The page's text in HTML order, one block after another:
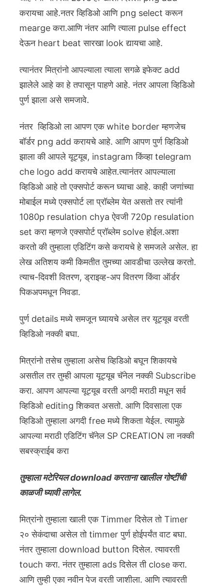
करायचा आहे.नतर व्हिडिओ आणि png select करून
mearge करा.आणि नंतर आणि त्याला pulse effect
देऊन heart beat सारखा look द्यायचा आहे.
त्यानंतर मित्रांनो आपल्याला त्याला सगळे इफेक्ट add
झालेले आहे का हे तपासून पाहणे आहे. नंतर आपला व्हिडिओ
पुर्ण झाला असे समजावे.
नंतर व्हिडिओ ला आपण एक white border म्हणजेच
बॉर्डर png add करायचे आहे. आणि आपण पुर्ण व्हिडिओ
झाला की आपले यूट्यूब, instagram किंव्हा telegram
che logo add करायचे आहेत.त्यानंतर आपल्याला
व्हिडिओ आहे तो एक्सपोर्ट करून घ्याचा आहे. काही जणांच्या
मोबाईल मध्ये एक्सपोर्ट ला प्रॉब्लेम येत असतो तर त्यांनी
1080p resulation chya ऐवजी 720p resulation
set करा म्हणजे एक्सपोर्ट प्रॉब्लेम solve होईल.अशा
करतो की तुम्हाला एडिटिंग कसे करायचे हे समजले असेल. हा
लेख अतिशय कमी किमतीत तुमच्या आवडीचा उल्लेख करतो.
त्याच-दिवशी वितरण, ड्राइव्ह-अप वितरण किंवा ऑर्डर
पिकअपमधून निवडा.
पुर्ण details मध्ये समजून घ्यायचे असेल तर यूट्यूब वरती
व्हिडिओ नक्की बघा.
मित्रांनो तसेच तुम्हाला असेच व्हिडिओ बघून शिकायचे
असतील तर तुम्ही आपला यूट्यूब चॅनेल नक्की Subscribe
करा. आपण आपल्या यूट्यूब वरती अगदी मराठी मधून सर्व
व्हिडिओ editing शिकवत असतो. आणि दिवसाला एक
व्हिडिओ तुम्हाला अगदी free मध्ये शिकता येईल. त्यामुळे
आपल्या मराठी एडिटिंग चॅनेल SP CREATION ला नक्की
सबस्क्राईब करा
तुम्हाला मटेरियल download करताना खालील गोष्टींची
काळजी घ्यावी लागेल.
मित्रांनो तुम्हाला खाली एक Timmer दिसेल तो Timer
२० सेकंदाचा असेल तो timmer पुर्ण होईपर्यंत वाट बघा.
नंतर तुम्हाला download button दिसेल. त्यावरती
touch करा. नंतर तुम्हाला ads दिसेल ती close करा.
आणि तुम्ही एका नवीन पेज वरती जाशीला. आणि त्यावरती